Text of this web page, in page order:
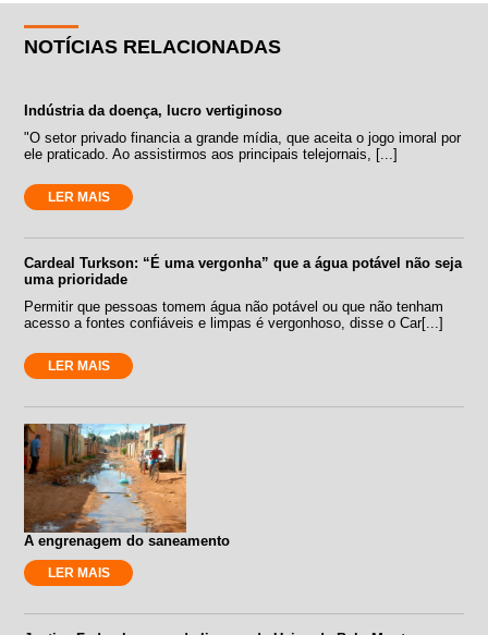
NOTÍCIAS RELACIONADAS
Indústria da doença, lucro vertiginoso
"O setor privado financia a grande mídia, que aceita o jogo imoral por
ele praticado. Ao assistirmos aos principais telejornais, [...]
LER MAIS
Cardeal Turkson: “É uma vergonha” que a água potável não seja
uma prioridade
Permitir que pessoas tomem água não potável ou que não tenham
acesso a fontes confiáveis e limpas é vergonhoso, disse o Car[...]
LER MAIS
A engrenagem do saneamento
LER MAIS